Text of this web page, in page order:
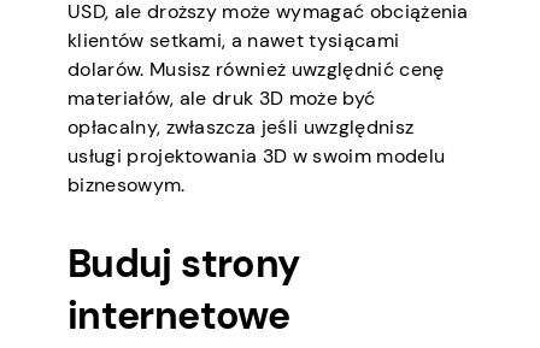
USD, ale droższy może wymagać obciążenia
klientów setkami, a nawet tysiącami
dolarów. Musisz również uwzględnić cenę
materiałów, ale druk 3D może być
opłacalny, zwłaszcza jeśli uwzględnisz
usługi projektowania 3D w swoim modelu
biznesowym.
Buduj strony
internetowe